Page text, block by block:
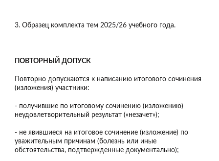
3. Образец комплекта тем 2025/26 учебного года.
ПОВТОРНЫЙ ДОПУСК
Повторно допускаются к написанию итогового сочинения
(изложения) участники:
- получившие по итоговому сочинению (изложению)
неудовлетворительный результат («незачет»);
- не явившиеся на итоговое сочинение (изложение) по
уважительным причинам (болезнь или иные
обстоятельства, подтвержденные документально);